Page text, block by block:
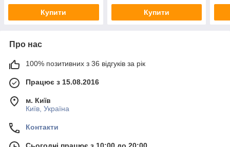
Купити Купити
Про нас
100% позитивних з 36 відгуків за рік
Працює з 15.08.2016
м. Київ
Київ, Україна
Контакти